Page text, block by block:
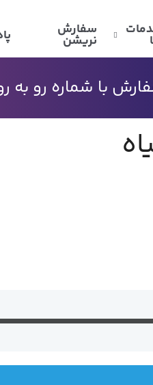
سفارش
نریشن
با شماره رو به رو